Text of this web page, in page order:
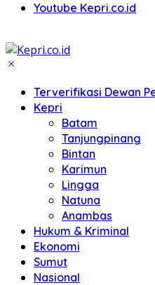
Youtube Kepri.co.id
Terverifikasi Dewan
Kepri
Batam
Tanjungpinang
Bintan
Karimun
Lingga
Natuna
Anambas
Hukum & Kriminal
Ekonomi
Sumut
Nasional